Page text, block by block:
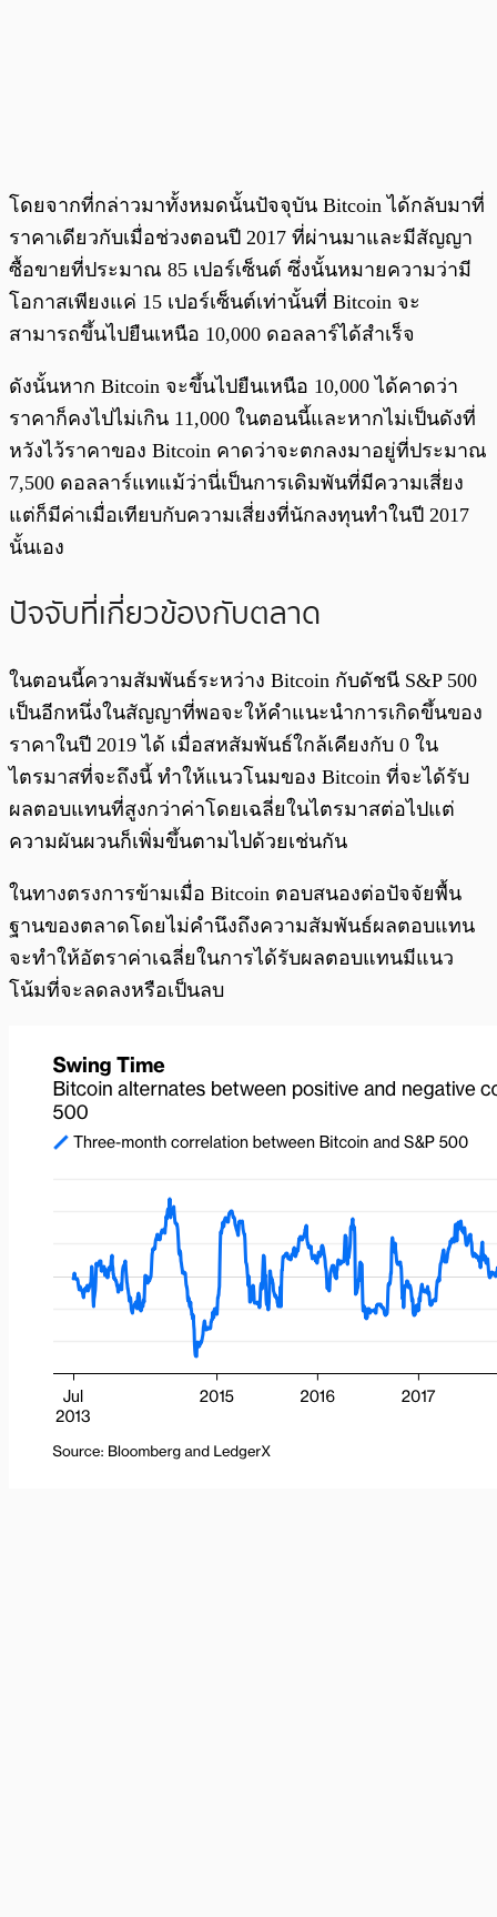
โดยจากที่กล่าวมาทั้งหมดนั้นปัจจุบัน Bitcoin ได้กลับมาที่
ราคาเดียวกับเมื่อช่วงตอนปี 2017 ที่ผ่านมาและมีสัญญา
ซื้อขายที่ประมาณ 85 เปอร์เซ็นต์ ซึ่งนั้นหมายความว่ามี
โอกาสเพียงแค่ 15 เปอร์เซ็นต์เท่านั้นที่ Bitcoin จะ
สามารถขึ้นไปยืนเหนือ 10,000 ดอลลาร์ได้สำเร็จ
ดังนั้นหาก Bitcoin จะขึ้นไปยืนเหนือ 10,000 ได้คาดว่า
ราคาก็คงไปไม่เกิน 11,000 ในตอนนี้และหากไม่เป็นดังที่
หวังไว้ราคาของ Bitcoin คาดว่าจะตกลงมาอยู่ที่ประมาณ
7,500 ดอลลาร์แทแม้ว่านี่เป็นการเดิมพันที่มีความเสี่ยง
แต่ก็มีค่าเมื่อเทียบกับความเสี่ยงที่นักลงทุนทำในปี 2017
นั้นเอง
ปัจจับที่เกี่ยวข้องกับตลาด
ในตอนนี้ความสัมพันธ์ระหว่าง Bitcoin กับดัชนี S&P 500
เป็นอีกหนึ่งในสัญญาที่พอจะให้คำแนะนำการเกิดขึ้นของ
ราคาในปี 2019 ได้ เมื่อสหสัมพันธ์ใกล้เคียงกับ 0 ใน
ไตรมาสที่จะถึงนี้ ทำให้แนวโนมของ Bitcoin ที่จะได้รับ
ผลตอบแทนที่สูงกว่าค่าโดยเฉลี่ยในไตรมาสต่อไปแต่
ความผันผวนก็เพิ่มขึ้นตามไปด้วยเช่นกัน
ในทางตรงการข้ามเมื่อ Bitcoin ตอบสนองต่อปัจจัยพื้น
ฐานของตลาดโดยไม่คำนึงถึงความสัมพันธ์ผลตอบแทน
จะทำให้อัตราค่าเฉลี่ยในการได้รับผลตอบแทนมีแนว
โน้มที่จะลดลงหรือเป็นลบ